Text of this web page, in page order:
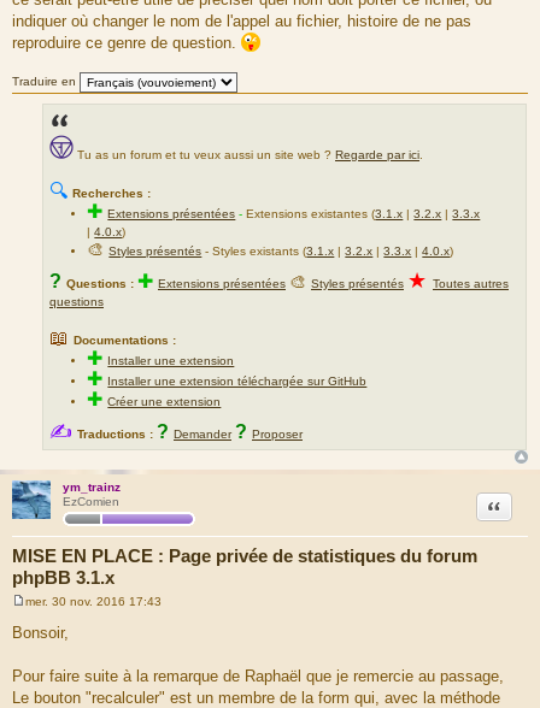
g
e
indiquer où changer le nom de l'appel au fichier, histoire de ne pas
reproduire ce genre de question.
Traduire en
Tu as un forum et tu veux aussi un site web ? Regarde par ici
🔍 Recherches :
✚Extensions présentées -Extensions existantes (3.1.x |3.2.x |3.3.x
|4.0.x)
🎨Styles présentés - Styles existants (3.1.x |3.2.x |3.3.x |4.0.x)
? Questions : ✚ Extensions présentées 🎨 Styles présentés ★ Toutes autres
questions
📖 Documentations :
✚ Installer une extension
✚ Installer une extension téléchargée sur GitHub
✚Créer une extension
✍ Traductions : ? Demander ? Proposer
ym_trainz
EzComien
MISE EN PLACE : Page privée de statistiques du forum
phpBB 3.1.x
Citation
s
g
e
mer. 30 nov. 2016 17:43
Bonsoir,
Pour faire suite à la remarque de Raphaël que je remercie au passage,
Le bouton "recalculer" est un membre de la form qui, avec la méthode